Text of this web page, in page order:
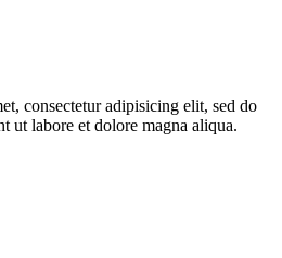
consectetur adipisicing elit, sed do
ut labore et dolore magna aliqua.